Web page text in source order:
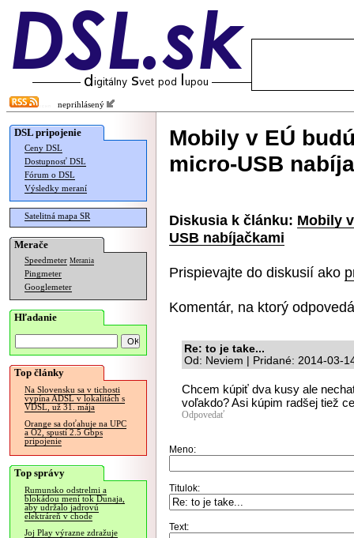
neprihlásený
DSL pripojenie
Ceny DSL
Dostupnosť DSL
Fórum o DSL
Výsledky meraní
Satelitná mapa SR
Merače
Speedmeter Merania
Pingmeter
Googlemeter
Hľadanie
Top články
Na Slovensku sa v tichosti
vypína ADSL v lokalitách s
VDSL, už 31. mája
Orange sa doťahuje na UPC
a O2, spustí 2.5 Gbps
pripojenie
Top správy
Rumunsko odstrelmi a
blokádou mení tok Dunaja,
aby udržalo jadrovú
elektráreň v chode
Joj Play výrazne zdražuje
Mobily v EÚ
micro-USB
Diskusia k článku: Mobily
USB nabíjačkami
Prispievajte do diskusií ako
Komentár, na ktorý
Re: to je take...
Od: Neviem | Pridané: 2014-03-
Chcem kúpiť dva kusy ale
voľakdo? Asi kúpim radšej tiež
Odpovedať
Meno:
Titulok:
Text: